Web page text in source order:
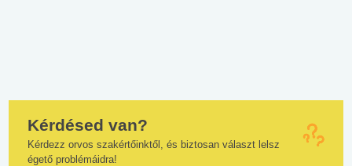
Kérdésed van?
Kérdezz orvos szakértőinktől, és biztosan választ lelsz
égető problémáidra!